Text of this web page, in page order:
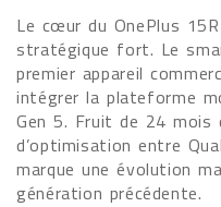
Le cœur du OnePlus
stratégique fort. Le
premier appareil
intégrer la plateforme
Gen 5. Fruit de 24 mois
d’optimisation entre
marque une évolution
génération précédente.